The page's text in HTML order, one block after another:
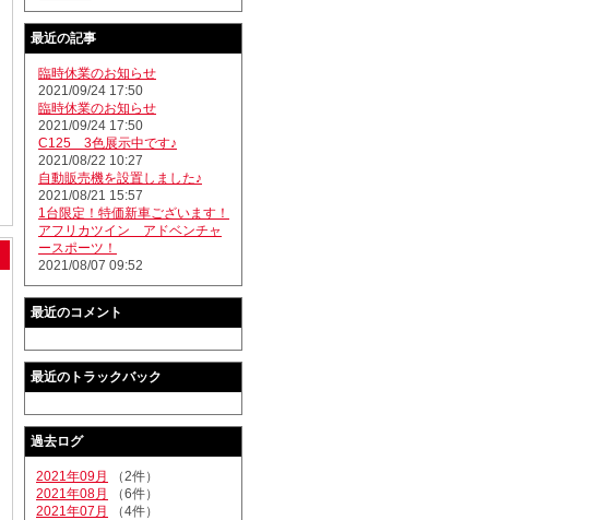
最近の記事
臨時休業のお知らせ
2021/09/24 17:50
臨時休業のお知らせ
2021/09/24 17:50
C125 3色展示中です♪
2021/08/22 10:27
自動販売機を設置しました♪
2021/08/21 15:57
1台限定！特価新車ございます！
アフリカツイン アドベンチャ
ースポーツ！
2021/08/07 09:52
最近のコメント
最近のトラックバック
過去ログ
2021年09月
（2件）
2021年08月
（6件）
2021年07月
（4件）